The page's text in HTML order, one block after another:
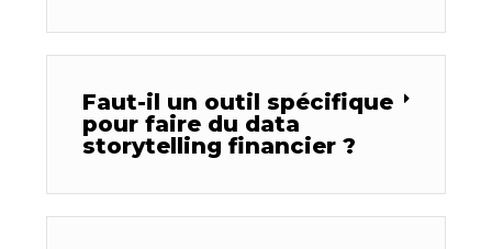
Faut-il un outil spécifique
pour faire du data
storytelling financier ?